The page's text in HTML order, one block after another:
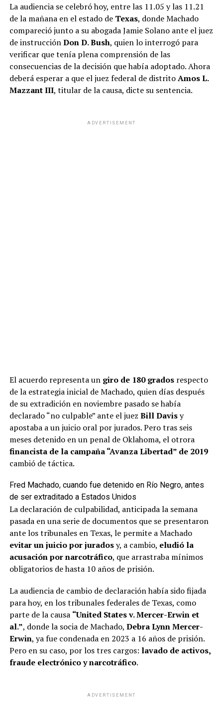
La audiencia se celebró hoy, entre las 11.05 y las 11.21
de la mañana en el estado de Texas, donde Machado
compareció junto a su abogada Jamie Solano ante el juez
de instrucciónDon D. Bush, quien lo interrogó para
verificar que tenía plena comprensión de las
consecuencias de la decisión que había adoptado. Ahora
deberá esperar a que el juez federal de distritoAmos L.
Mazzant III, titular de la causa, dicte su sentencia.
ADVERTISEMENT
El acuerdo representa un giro de 180 gradosrespecto
de la estrategia inicial de Machado, quien días después
de su extradición en noviembre pasado se había
declarado “no culpable” ante el juez Bill Davisy
apostaba a un juicio oral por jurados. Pero tras seis
meses detenido en un penal de Oklahoma, el otrora
financista de la campaña “Avanza Libertad” de 2019
cambió de táctica.
Fred Machado, cuando fue detenido en Río Negro, antes
de ser extraditado a Estados Unidos
La declaración de culpabilidad, anticipada la semana
pasada en una serie de documentos que se presentaron
ante los tribunales en Texas, le permite a Machado
evitar un juicio por juradosy, a cambio, eludió la
acusación por narcotráfico, que arrastraba mínimos
obligatorios de hasta 10 años de prisión.
La audiencia de cambio de declaración había sido fijada
para hoy, en los tribunales federales de Texas, como
parte de la causa “United States v. Mercer-Erwin et
al.”, donde la socia de Machado, Debra Lynn Mercer-
Erwin, ya fue condenada en 2023 a 16 años de prisión.
Pero en su caso, por los tres cargos: lavado de activos,
fraude electrónico y narcotráfico.
ADVERTISEMENT